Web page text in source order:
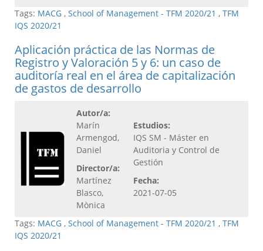
Tags: MACG , School of Management - TFM 2020/21 , TFM
IQS 2020/21
Aplicación práctica de las Normas de
Registro y Valoración 5 y 6: un caso de
auditoría real en el área de capitalización
de gastos de desarrollo
Autor/a:
Marín
Armengod,
Daniel
Director/a:
Martínez
Blasco,
Mònica
Estudios:
IQS SM - Máster en
Auditoria y Control de
Gestión
Fecha:
2021-07-05
Tags: MACG , School of Management - TFM 2020/21 , TFM
IQS 2020/21